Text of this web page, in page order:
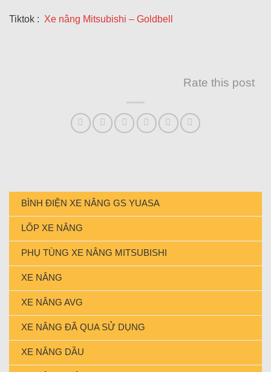
BÌNH ĐIỆN XE NÂNG GS YUASA
LỐP XE NÂNG
PHỤ TÙNG XE NÂNG MITSUBISHI
XE NÂNG
XE NÂNG AVG
XE NÂNG ĐÃ QUA SỬ DỤNG
XE NÂNG DẦU
Tiktok : Xe nâng Mitsubishi – Goldbell
Rate this post